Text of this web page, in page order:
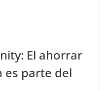
El ahorrar
es parte del